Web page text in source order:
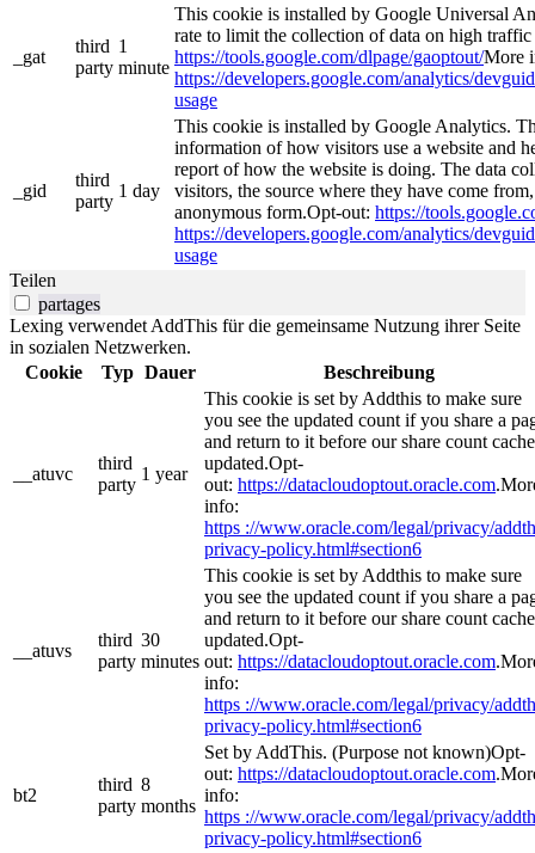
_gat
third
party
1
minute
This cookie is installed by Google Universal
rate to limit the collection of data on high traffic
https://tools.google.com/dlpage/gaoptout/More
https://developers.google.com/analytics/
usage
_gid
third
party
1 day
This cookie is installed by Google Analytics.
information of how visitors use a website and
report of how the website is doing. The data
visitors, the source where they have come
anonymous form.Opt-out: https://
https://developers.google.com/analytics/
usage
Teilen
partages
Lexing verwendet AddThis für die gemeinsame Nutzung ihrer Seite
in sozialen Netzwerken.
Cookie
Typ Dauer Beschreibung
__atuvc
third
party
1 year
This cookie is set by Addthis to make sure
you see the updated count if you share a
and return to it before our share count
updated.Opt-
out: https://datacloudoptout.oracle.com
info:
https ://www.oracle.com/legal/privacy/
privacy-policy.html#section6
__atuvs
third
party
30
minutes
This cookie is set by Addthis to make sure
you see the updated count if you share a
and return to it before our share count
updated.Opt-
out: https://datacloudoptout.oracle.com
info:
https ://www.oracle.com/legal/privacy/
privacy-policy.html#section6
bt2
third
party
8
months
Set by AddThis. (Purpose not known)Opt-
out: https://datacloudoptout.oracle.com
info:
https ://www.oracle.com/legal/privacy/
privacy-policy.html#section6